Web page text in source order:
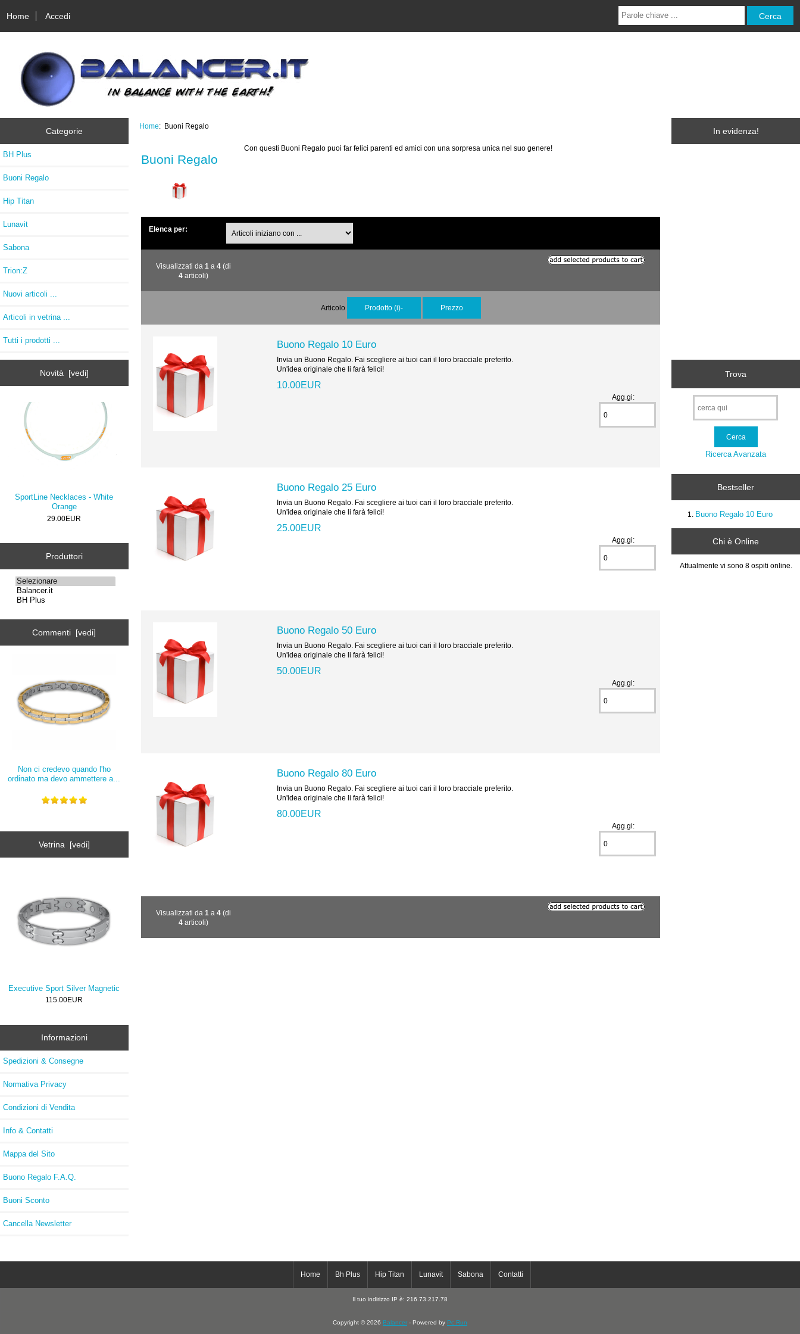
Home Accedi
Categorie
BH Plus
Buoni Regalo
Hip Titan
Lunavit
Sabona
Trion:Z
Nuovi articoli ...
Articoli in vetrina ...
Tutti i prodotti ...
Novità [vedi]
SportLine Necklaces - White
Orange
29.00EUR
Produttori
Commenti [vedi]
Non ci credevo quando l'ho
ordinato ma devo ammettere a...
Vetrina [vedi]
Executive Sport Silver Magnetic
115.00EUR
Informazioni
Spedizioni & Consegne
Normativa Privacy
Condizioni di Vendita
Info & Contatti
Mappa del Sito
Buono Regalo F.A.Q.
Buoni Sconto
Cancella Newsletter
Home: Buoni Regalo
Buoni Regalo
Con questi Buoni Regalo puoi far felici parenti ed amici con una sorpresa unica nel suo genere!
Elenca per:
Visualizzati da 1 a 4(di
4articoli)
Articolo Prodotto (i)- Prezzo
Buono Regalo 10 Euro
Invia un Buono Regalo. Fai scegliere ai tuoi cari il loro bracciale preferito.
Un'idea originale che li farà felici!
10.00EUR
Agg.gi:
Buono Regalo 25 Euro
Invia un Buono Regalo. Fai scegliere ai tuoi cari il loro bracciale preferito.
Un'idea originale che li farà felici!
25.00EUR
Agg.gi:
Buono Regalo 50 Euro
Invia un Buono Regalo. Fai scegliere ai tuoi cari il loro bracciale preferito.
Un'idea originale che li farà felici!
50.00EUR
Agg.gi:
Buono Regalo 80 Euro
Invia un Buono Regalo. Fai scegliere ai tuoi cari il loro bracciale preferito.
Un'idea originale che li farà felici!
80.00EUR
Agg.gi:
Visualizzati da 1 a 4(di
4articoli)
In evidenza!
Trova
Ricerca Avanzata
Bestseller
Buono Regalo 10 Euro
Chi è Online
Attualmente vi sono 8 ospiti online.
Home Bh Plus Hip Titan Lunavit Sabona Contatti
Il tuo indirizzo IP è: 216.73.217.78
Copyright © 2026 Balancer - Powered by Pc Run